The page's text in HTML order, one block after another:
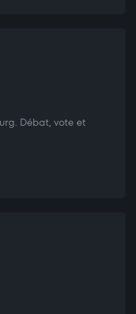
Débat, vote et